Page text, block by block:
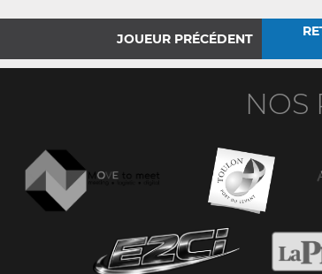
JOUEUR PRÉCÉDENT
NOS